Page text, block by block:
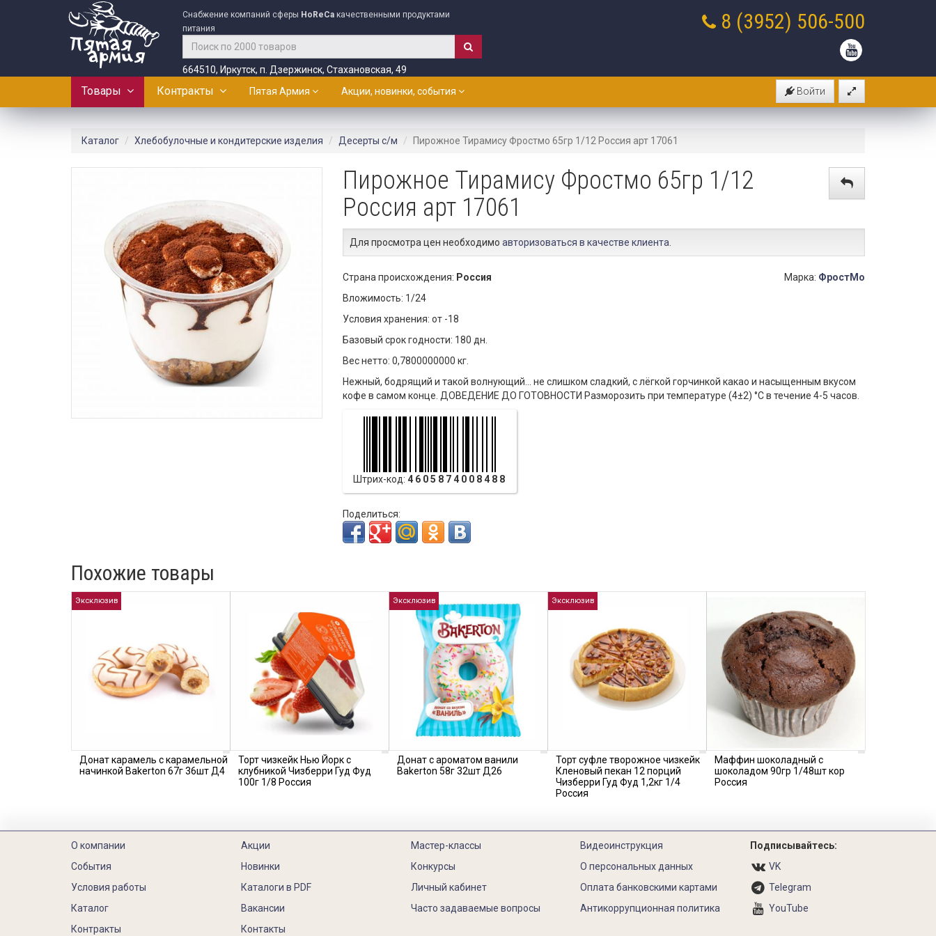
Снабжение компаний сферы HoReCa качественными продуктами
питания
664510, Иркутск, п. Дзержинск, Стахановская, 49
8 (3952) 506-500
Войти
Товары Контракты Пятая Армия Акции, новинки, события
Каталог Хлебобулочные и кондитерские изделия Десерты с/м Пирожное Тирамису Фростмо 65гр 1/12 Россия арт 17061
Пирожное Тирамису Фростмо 65гр 1/12
Россия арт 17061
Для просмотра цен необходимо авторизоваться в качестве клиента
Страна происхождения: Россия
Вложимость: 1/24
Условия хранения: от -18
Базовый срок годности: 180 дн.
Вес нетто: 0,7800000000 кг.
Марка: ФростМо
Нежный, бодрящий и такой волнующий… не слишком сладкий, с лёгкой горчинкой какао и насыщенным вкусом
кофе в самом конце. ДОВЕДЕНИЕ ДО ГОТОВНОСТИ Разморозить при температуре (4±2) °C в течение 4-5 часов.
Штрих-код: 4605874008488
Поделиться:
Похожие товары
Эксклюзив
Донат карамель с карамельной
начинкой Bakerton 67г 36шт Д4
Торт чизкейк Нью Йорк с
клубникой Чизберри Гуд Фуд
100г 1/8 Россия
Эксклюзив
Донат с ароматом ванили
Bakerton 58г 32шт Д26
Эксклюзив
Торт суфле творожное чизкейк
Кленовый пекан 12 порций
Чизберри Гуд Фуд 1,2кг 1/4
Россия
Маффин шоколадный с
шоколадом 90гр 1/48шт кор
Россия
О компании
События
Условия работы
Каталог
Контракты
Акции
Новинки
Каталоги в PDF
Вакансии
Контакты
Мастер-классы
Конкурсы
Личный кабинет
Часто задаваемые вопросы
Видеоинструкция
О персональных данных
Оплата банковскими картами
Антикоррупционная политика
Подписывайтесь:
VK
Telegram
YouTube